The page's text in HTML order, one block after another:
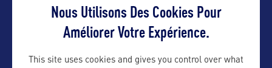
VOIR LE SITE
Nous Utilisons Des Cookies Pour
Améliorer Votre Expérience.
This site uses cookies and gives you control over what